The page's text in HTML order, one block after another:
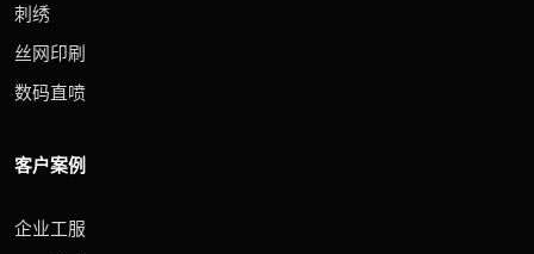
刺绣
丝网印刷
数码直喷
客户案例
企业工服